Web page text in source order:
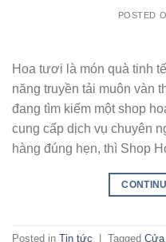
POSTED
Hoa tươi là món quà tinh
năng truyền tải muôn vàn
đang tìm kiếm một shop
cung cấp dịch vụ chuyên
hàng đúng hẹn, thì Shop
Posted in Tin tức Tagged